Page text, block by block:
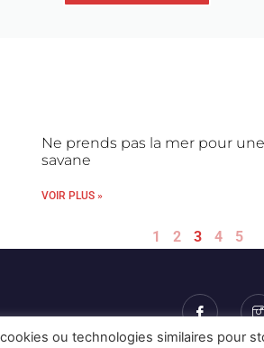
Ne prends pas la mer pour
savane
VOIR PLUS »
1 2 3 4 5
ou technologies similaires pour